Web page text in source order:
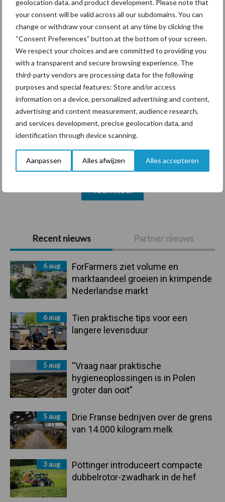
geolocation data, and product development. Please note that
your consent will be valid across all our subdomains. You can
change or withdraw your consent at any time by clicking the
“Consent Preferences” button at the bottom of your screen.
We respect your choices and are committed to providing you
with a transparent and secure browsing experience. The
third-party vendors are processing data for the following
purposes and special features: Store and/or access
information on a device, personalized advertising and content,
advertising and content measurement, audience research,
and services development, precise geolocation data, and
identification through device scanning.
Aanpassen Alles afwijzen Alles accepteren
Primaire
Sidebar
Recent nieuws Partner nieuws
6 aug
ForFarmers ziet volume en
marktaandeel groeien in krimpende
Nederlandse markt
6 aug
Tien praktische tips voor een
langere levensduur
5 aug
“Vraag naar praktische
hygieneoplossingen is in Polen
groter dan ooit”
5 aug
Drie Franse bedrijven over de grens
van 14.000 kilogram melk
3 aug
Pöttinger introduceert compacte
dubbelrotor-zwadhark in de hef
Themapagina's
Diergezondheid Bemesting Fokkerij
Belgisch witblauw Droogstand
Toon meer